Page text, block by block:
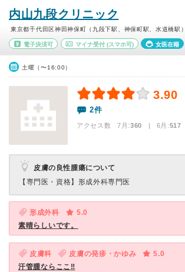
内山九段クリニック
東京都千代田区神田神保町（九段下駅、神保町駅、水道橋駅）
電子決済可 マイナ受付(スマホ可) 女医在籍
土曜（〜16:00）
3.90
2件
アクセス数 7月:360 | 6月:517
皮膚の良性腫瘍について
【専門医・資格】 形成外科専門医
形成外科
5.0
素晴らしいです。
皮膚科 皮膚の発疹・かゆみ
5.0
汗管腫ならここ‼︎